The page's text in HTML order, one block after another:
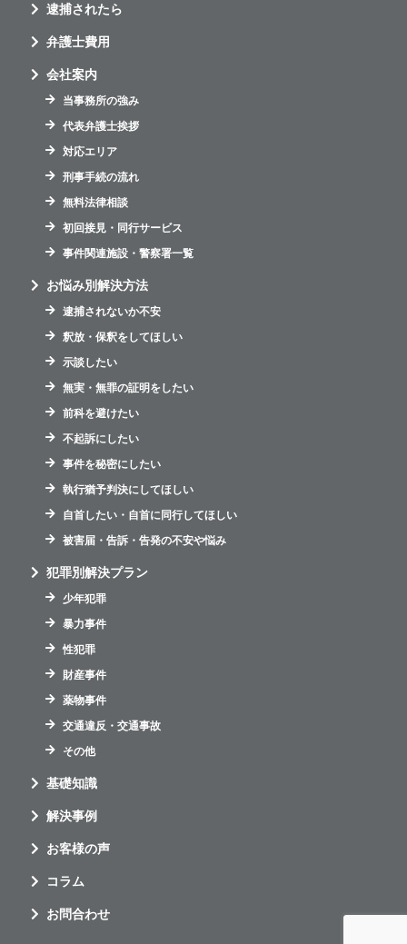
逮捕されたら
弁護士費用
会社案内
当事務所の強み
代表弁護士挨拶
対応エリア
刑事手続の流れ
無料法律相談
初回接見・同行サービス
事件関連施設・警察署一覧
お悩み別解決方法
逮捕されないか不安
釈放・保釈をしてほしい
示談したい
無実・無罪の証明をしたい
前科を避けたい
不起訴にしたい
事件を秘密にしたい
執行猶予判決にしてほしい
自首したい・自首に同行してほしい
被害届・告訴・告発の不安や悩み
犯罪別解決プラン
少年犯罪
暴力事件
性犯罪
財産事件
薬物事件
交通違反・交通事故
その他
基礎知識
解決事例
お客様の声
コラム
お問合わせ